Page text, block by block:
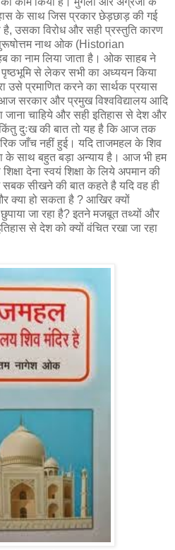
के साथ जिस प्रकार छेड़छाड़ की गई
उसका विरोध और सही प्रस्तुति कारण
नाथ ओक (Historian
का नाम लिया जाता है। ओक साहब ने
से लेकर सभी का अध्ययन किया
उसे प्रमाणित करने का सार्थक प्रयास
सरकार और प्रमुख विश्वविद्यालय आदि
जाना चाहिये और सही इतिहास से देश और
दुःख की बात तो यह है कि आज तक
जाँच नहीं हुई। यदि ताजमहल के शिव
के साथ बहुत बड़ा अन्याय है। आज भी हम
देना स्वयं शिक्षा के लिये अपमान की
सबक सीखने की बात कहते है यदि वह ही
क्‍या हो सकता है ? आखिर क्यों
जा रहा है? इतने मजबूत तथ्यों और
से देश को क्यों वंचित रखा जा रहा